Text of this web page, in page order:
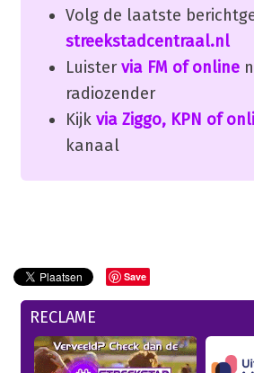
Volg de laatste
streekstadcentraal.nl
Luister via FM of online
radiozender
Kijk via Ziggo, KPN of
kanaal
Save
RECLAME